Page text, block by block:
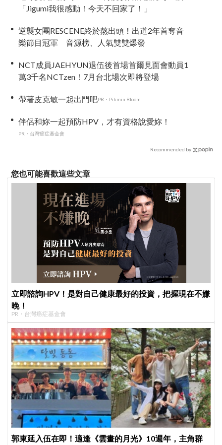
「Jigumi我很感動！今天不回家了！」
逆襲女團RESCENE終於熬出頭！出道2年首奪音
樂節目冠軍 音源榜、人氣雙雙爆發
NCT成員JAEHYUN退伍後首場首爾見面會動員1
萬3千名NCTzen！7月台北場次即將登場
帶著皮克敏一起出門吧PR・Pikmin Bloom
伴侶和妳一起預防HPV，才有資格說愛妳！
PR・台灣癌症基金會
Recommended by
您也可能喜歡這些文章
立即諮詢HPV！是對自己健康最好的投資，把握現在不嫌
晚！
PR・台灣癌症基金會
郭東延入伍在即！適逢《雲畫的月光》10週年，主角群